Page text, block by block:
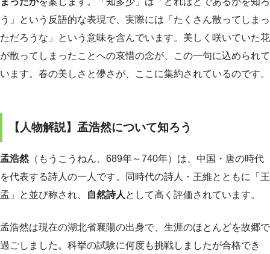
う」という反語的な表現で、実際には「たくさん散ってしまっ
ただろうな」という意味を含んでいます。美しく咲いていた花
が散ってしまったことへの哀惜の念が、この一句に込められて
います。春の美しさと儚さが、ここに集約されているのです。
【人物解説】孟浩然について知ろう
孟浩然（もうこうねん、689年～740年）は、中国・唐の時代
を代表する詩人の一人です。同時代の詩人・王維とともに「王
孟」と並び称され、
自然詩人 として高く評価されています。
孟浩然は現在の湖北省襄陽の出身で、生涯のほとんどを故郷で
過ごしました。科挙の試験に何度も挑戦しましたが合格でき